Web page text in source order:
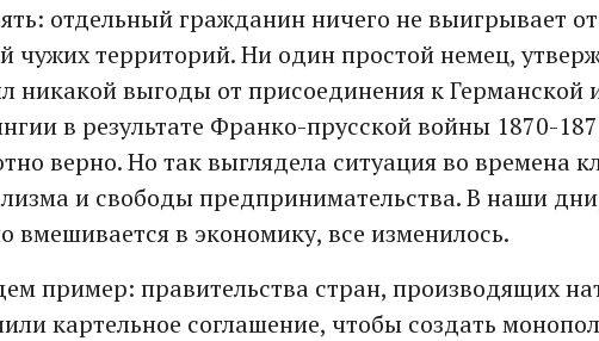
отдельный гражданин ничего не выигрывает от
чужих территорий. Ни один простой немец,
никакой выгоды от присоединения к Германской
в результате Франко-прусской войны 1870-
верно. Но так выглядела ситуация во времена
и свободы предпринимательства. В наши
вмешивается в экономику, все изменилось.
пример: правительства стран, производящих
картельное соглашение, чтобы создать